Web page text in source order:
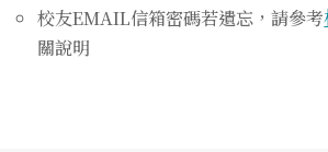
校友EMAIL信箱密碼若遺忘，請參考
關說明